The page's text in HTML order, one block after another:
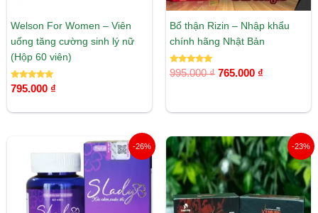
Welson For Women – Viên
uống tăng cường sinh lý nữ
(Hộp 60 viên)
Được xếp
hạng
795.000 ₫
Bổ thận Rizin – Nhập khẩu
chính hãng Nhật Bản
Được xếp
hạng
995.000₫ 765.000 ₫
-26%
Khoảng
giá:
669.000 ₫
đến
2.470.000 ₫
-23%
Giá
gốc
là:
1.235.000 ₫.
Giá
hiện
tại
là:
950.000